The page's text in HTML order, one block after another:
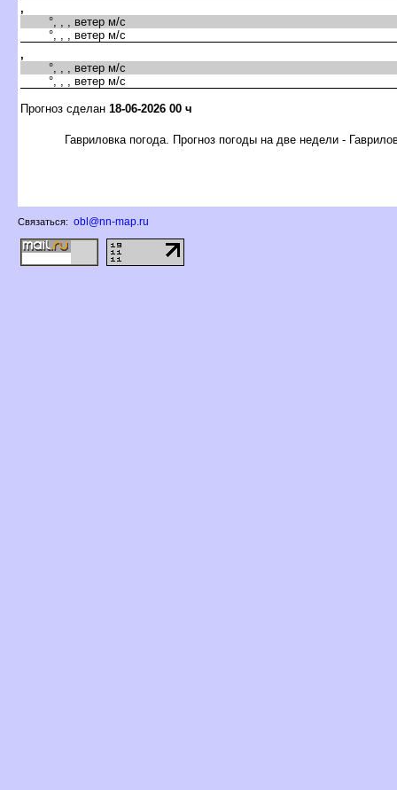
,
°, , , ветер м/с
°, , , ветер м/с
,
°, , , ветер м/с
°, , , ветер м/с
Прогноз сделан 18-06-2026 00 ч
Гавриловка погода. Прогноз погоды на две недели -
Связаться: obl@nn-map.ru